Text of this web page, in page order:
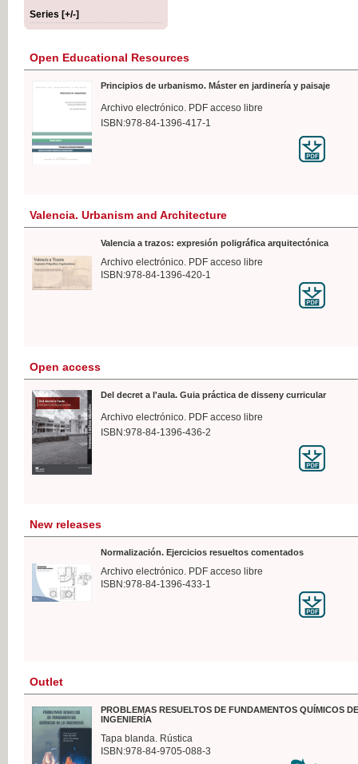
Series [+/-]
Open Educational Resources
Principios de urbanismo. Máster en jardinería y paisaje
Archivo electrónico. PDF acceso libre
ISBN:978-84-1396-417-1
Valencia. Urbanism and Architecture
Valencia a trazos: expresión poligráfica arquitectónica
Archivo electrónico. PDF acceso libre
ISBN:978-84-1396-420-1
Open access
Del decret a l'aula. Guia práctica de disseny curricular
Archivo electrónico. PDF acceso libre
ISBN:978-84-1396-436-2
New releases
Normalización. Ejercicios resueltos comentados
Archivo electrónico. PDF acceso libre
ISBN:978-84-1396-433-1
Outlet
PROBLEMAS RESUELTOS DE FUNDAMENTOS QUÍMICOS
INGENIERÍA
Tapa blanda. Rústica
ISBN:978-84-9705-088-3